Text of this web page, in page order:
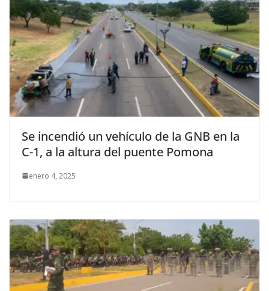
Se incendió un vehículo de la GNB en la
C-1, a la altura del puente Pomona
enero 4, 2025